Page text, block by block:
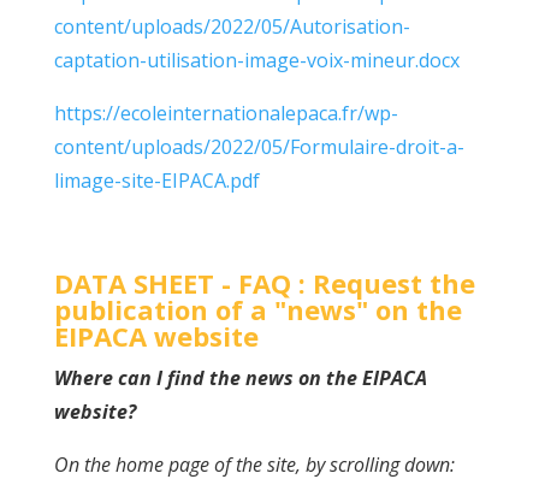
content/uploads/2022/05/Autorisation-
captation-utilisation-image-voix-mineur.docx
https://ecoleinternationalepaca.fr/wp-
content/uploads/2022/05/Formulaire-droit-a-
limage-site-EIPACA.pdf
DATA SHEET - FAQ : Request the
publication of a "news" on the
EIPACA website
Where can I find the news on the EIPACA
website?
On the home page of the site, by scrolling down: